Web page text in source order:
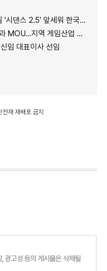
2.5' 앞세워 한국 공략 본격화
지역 게임산업 육성 나선다
임 대표이사 선임
재·재배포 금지